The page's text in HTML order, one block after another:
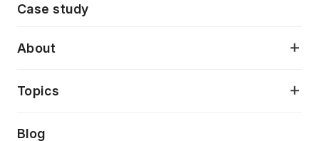
AI駆動開発支援
Case study
About
当社が目指しているもの
Topics
Press release
Blog